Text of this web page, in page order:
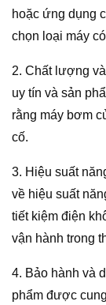
hoặc ứng dụng
chọn loại máy
2. Chất lượng
uy tín và sản
rằng máy bơm
cố.
3. Hiệu suất
về hiệu suất
tiết kiệm điện
vận hành trong
4. Bảo hành và
phẩm được